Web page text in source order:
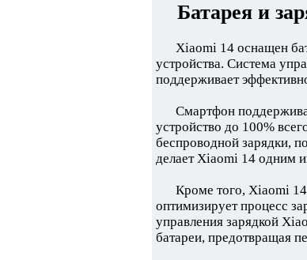
Батарея и
Xiaomi 14 оснащен
устройства. Система
поддерживает
Смартфон
устройство до 100%
беспроводной зарядки,
делает Xiaomi 14 одним
Кроме того, Xiaomi
оптимизирует процесс
управления зарядкой
батареи, предотвращая